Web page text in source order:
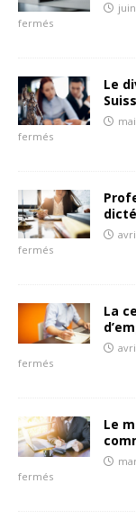
fermés
Le
fermés
fermés
La
fermés
Le
fermés